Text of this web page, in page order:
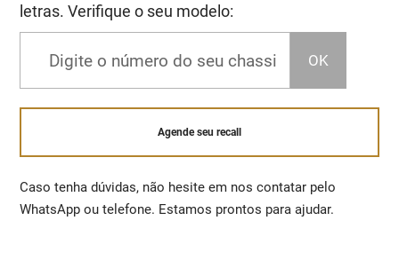
letras. Verifique o seu modelo:
OK
Agende seu recall
Caso tenha dúvidas, não hesite em nos contatar pelo
WhatsApp ou telefone. Estamos prontos para ajudar.